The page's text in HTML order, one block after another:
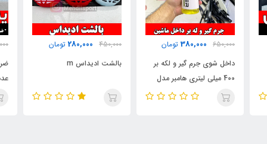
450,000
280,000 تومان
بالشت ادیداس m
250,000
150,000 تومان